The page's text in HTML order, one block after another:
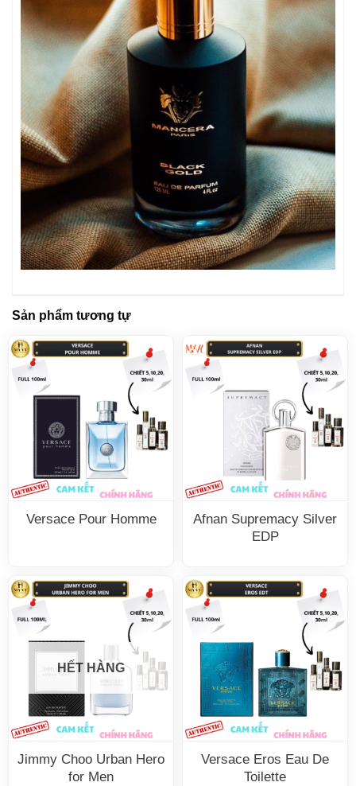
Sản phẩm tương tự
Versace Pour Homme
Afnan Supremacy Silver
EDP
HẾT HÀNG
Jimmy Choo Urban Hero
for Men
Versace Eros Eau De
Toilette